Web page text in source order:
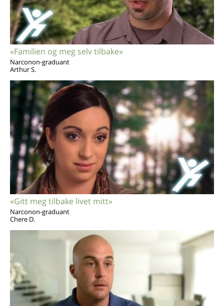
«Familien og meg selv tilbake»
Narconon-graduant
Arthur S.
«Gitt meg tilbake livet mitt»
Narconon-graduant
Chere D.